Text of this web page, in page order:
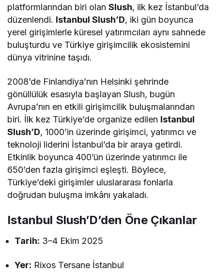
platformlarından biri olanSlush, ilk kez İstanbul’da
düzenlendi. Istanbul Slush’D, iki gün boyunca
yerel girişimlerle küresel yatırımcıları aynı sahnede
buluşturdu ve Türkiye girişimcilik ekosistemini
dünya vitrinine taşıdı.
2008’de Finlandiya’nın Helsinki şehrinde
gönüllülük esasıyla başlayan Slush, bugün
Avrupa’nın en etkili girişimcilik buluşmalarından
biri. İlk kez Türkiye’de organize edilen Istanbul
Slush’D, 1000’in üzerinde girişimci, yatırımcı ve
teknoloji liderini İstanbul’da bir araya getirdi.
Etkinlik boyunca 400’ün üzerinde yatırımcı ile
650’den fazla girişimci eşleşti. Böylece,
Türkiye’deki girişimler uluslararası fonlarla
doğrudan buluşma imkânı yakaladı.
Istanbul Slush’D’den Öne Çıkanlar
Tarih: 3–4 Ekim 2025
Yer: Rixos Tersane İstanbul